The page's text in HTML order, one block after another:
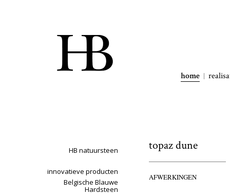
home
HB natuursteen
innovatieve producten
Belgische Blauwe
Hardsteen
topaz dune
AFWERKINGEN